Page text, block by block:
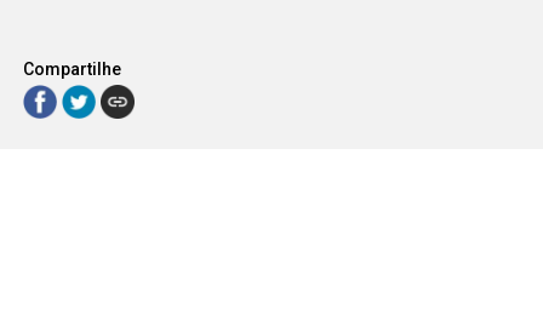
Compartilhe